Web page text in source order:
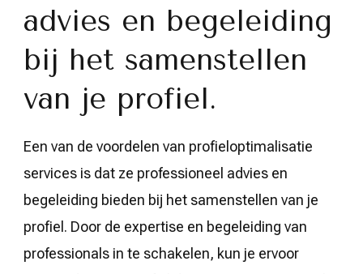
advies en begeleiding
bij het samenstellen
van je profiel.
Een van de voordelen van profieloptimalisatie
services is dat ze professioneel advies en
begeleiding bieden bij het samenstellen van je
profiel. Door de expertise en begeleiding van
professionals in te schakelen, kun je ervoor